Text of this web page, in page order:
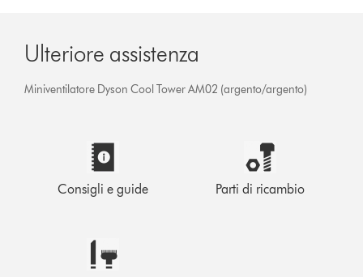
Ulteriore assistenza
Miniventilatore Dyson Cool Tower AM02 (argento/argento)
Consigli e guide Parti di ricambio